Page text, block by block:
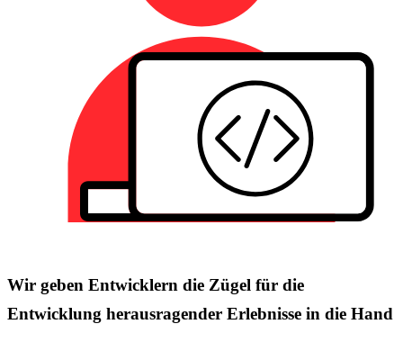
Wir geben Entwicklern die Zügel für die
Entwicklung herausragender Erlebnisse in die Hand